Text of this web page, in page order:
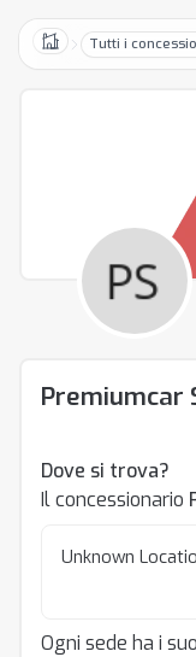
HomeTutti i
Premiumcar
Dove si trova?
Il concessionario
Unknown
Ogni sede ha i